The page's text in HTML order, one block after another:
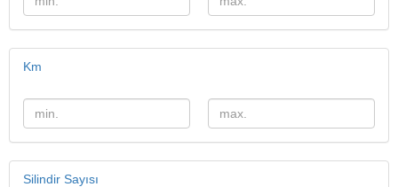
Km
Silindir Sayısı